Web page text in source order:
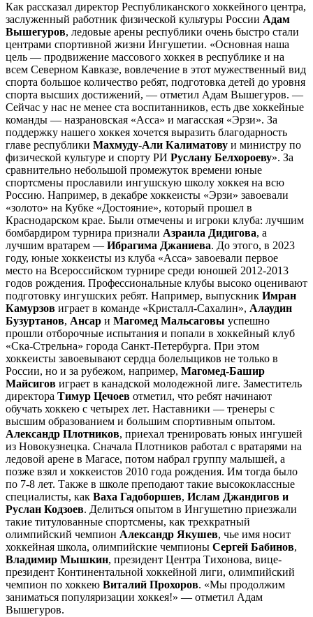
Как рассказал директор Республиканского хоккейного центра,
заслуженный работник физической культуры России Адам
Вышегуров, ледовые арены республики очень быстро стали
центрами спортивной жизни Ингушетии. «Основная наша
цель — продвижение массового хоккея в республике и на
всем Северном Кавказе, вовлечение в этот мужественный вид
спорта большое количество ребят, подготовка детей до уровня
спорта высших достижений, — отметил Адам Вышегуров. —
Сейчас у нас не менее ста воспитанников, есть две хоккейные
команды — назрановская «Асса» и магасская «Эрзи». За
поддержку нашего хоккея хочется выразить благодарность
главе республики Махмуду-Али Калиматову и министру по
физической культуре и спорту РИ Руслану Белхороеву». За
сравнительно небольшой промежуток времени юные
спортсмены прославили ингушскую школу хоккея на всю
Россию. Например, в декабре хоккеисты «Эрзи» завоевали
«золото» на Кубке «Достояние», который прошел в
Краснодарском крае. Были отмечены и игроки клуба: лучшим
бомбардиром турнира признали Азраила Дидигова, а
лучшим вратарем — Ибрагима Джаниева. До этого, в 2023
году, юные хоккеисты из клуба «Асса» завоевали первое
место на Всероссийском турнире среди юношей 2012-2013
годов рождения. Профессиональные клубы высоко оценивают
подготовку ингушских ребят. Например, выпускник Имран
Камурзов играет в команде «Кристалл-Сахалин», Алаудин
Бузуртанов, Ансар и Магомед Мальсаговы успешно
прошли отборочные испытания и попали в хоккейный клуб
«Ска-Стрельна» города Санкт-Петербурга. При этом
хоккеисты завоевывают сердца болельщиков не только в
России, но и за рубежом, например, Магомед-Башир
Майсигов играет в канадской молодежной лиге. Заместитель
директора Тимур Цечоев отметил, что ребят начинают
обучать хоккею с четырех лет. Наставники — тренеры с
высшим образованием и большим спортивным опытом.
Александр Плотников, приехал тренировать юных ингушей
из Новокузнецка. Сначала Плотников работал с вратарями на
ледовой арене в Магасе, потом набрал группу малышей, а
позже взял и хоккеистов 2010 года рождения. Им тогда было
по 7-8 лет. Также в школе преподают такие высококлассные
специалисты, как Ваха Гадоборшев, Ислам Джандигов и
Руслан Кодзоев. Делиться опытом в Ингушетию приезжали
такие титулованные спортсмены, как трехкратный
олимпийский чемпион Александр Якушев, чье имя носит
хоккейная школа, олимпийские чемпионы Сергей Бабинов,
Владимир Мышкин, президент Центра Тихонова, вице-
президент Континентальной хоккейной лиги, олимпийский
чемпион по хоккею Виталий Прохоров. «Мы продолжим
заниматься популяризации хоккея!» — отметил Адам
Вышегуров.